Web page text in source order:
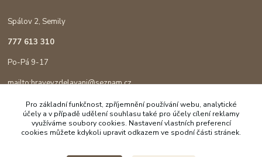
Spálov 2, Semily
777 613 310
Po-Pá 9-17
mailto:hravevzdelavani@seznam.cz
Pro základní funkčnost, zpříjemnění používání webu, analytické
účely a v případě udělení souhlasu také pro účely cílení reklamy
využíváme soubory cookies. Nastavení vlastních preferencí
cookies můžete kdykoli upravit odkazem ve spodní části stránek.